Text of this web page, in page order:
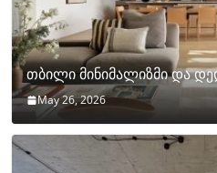
თბილი მინიმალიზმი და
May 26, 2026